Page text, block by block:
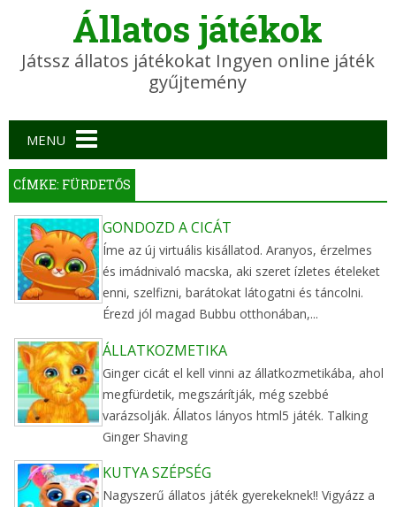
Állatos játékok
Játssz állatos játékokat Ingyen online játék
gyűjtemény
Main menu
MENU
CÍMKE: FÜRDETŐS
GONDOZD A CICÁT
Íme az új virtuális kisállatod. Aranyos, érzelmes
és imádnivaló macska, aki szeret ízletes ételeket
enni, szelfizni, barátokat látogatni és táncolni.
Érezd jól magad Bubbu otthonában,...
ÁLLATKOZMETIKA
Ginger cicát el kell vinni az állatkozmetikába, ahol
megfürdetik, megszárítják, még szebbé
varázsolják. Állatos lányos html5 játék. Talking
Ginger Shaving
KUTYA SZÉPSÉG
Nagyszerű állatos játék gyerekeknek!! Vigyázz a